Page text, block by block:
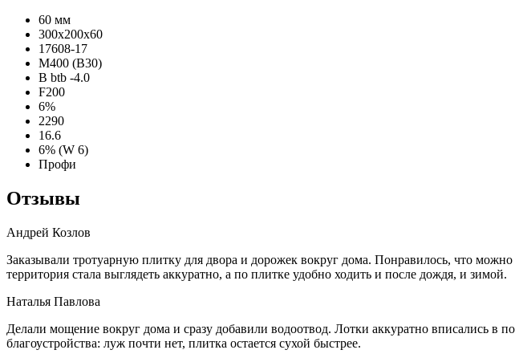
60 мм
300х200х60
17608-17
М400 (В30)
B btb -4.0
F200
6%
2290
16.6
6% (W 6)
Профи
Отзывы
Андрей Козлов
Заказывали тротуарную плитку для двора и дорожек вокруг дома. Понравилось, что
территория стала выглядеть аккуратно, а по плитке удобно ходить и после дождя, и зимой.
Наталья Павлова
Делали мощение вокруг дома и сразу добавили водоотвод. Лотки аккуратно вписались в
благоустройства: луж почти нет, плитка остается сухой быстрее.